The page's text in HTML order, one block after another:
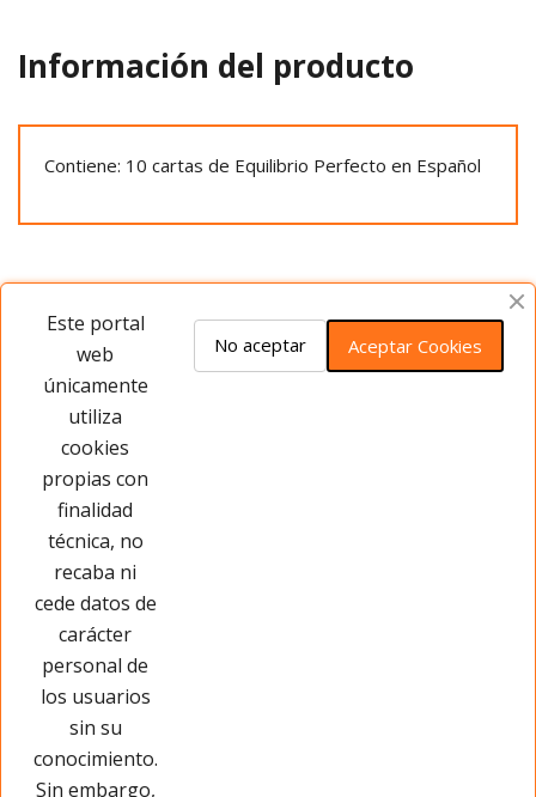
Información del producto
Contiene: 10 cartas de Equilibrio Perfecto en Español
Opiniones del producto
Este producto no tiene opiniones ¡Sé
Este portal
web
únicamente
utiliza
cookies
propias con
finalidad
técnica, no
recaba ni
cede datos de
carácter
personal de
los usuarios
sin su
conocimiento.
Sin embargo,
Aceptar Cookies
No aceptar